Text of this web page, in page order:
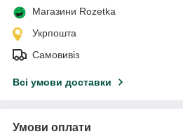
Магазини Rozetka
Укрпошта
Самовивіз
Всі умови доставки
Умови оплати